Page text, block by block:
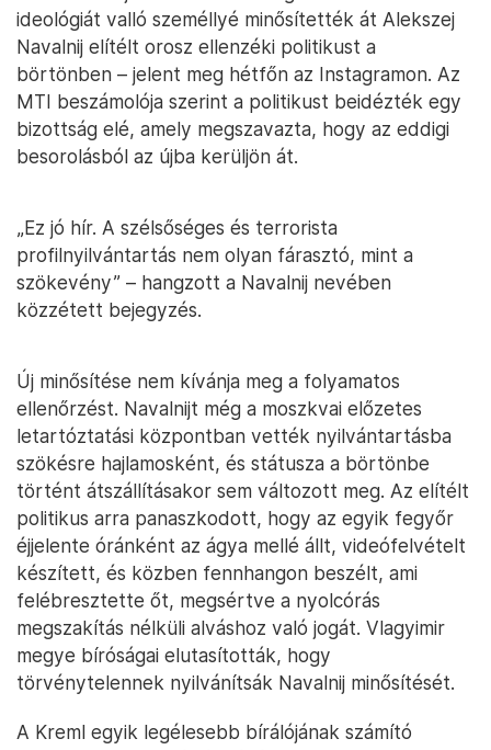
ideológiát valló személlyé minősítették át Alekszej
Navalnij elítélt orosz ellenzéki politikust a
börtönben – jelent meg hétfőn az Instagramon. Az
MTI beszámolója szerint a politikust beidézték egy
bizottság elé, amely megszavazta, hogy az eddigi
besorolásból az újba kerüljön át.
„Ez jó hír. A szélsőséges és terrorista
profilnyilvántartás nem olyan fárasztó, mint a
szökevény” – hangzott a Navalnij nevében
közzétett bejegyzés.
Új minősítése nem kívánja meg a folyamatos
ellenőrzést. Navalnijt még a moszkvai előzetes
letartóztatási központban vették nyilvántartásba
szökésre hajlamosként, és státusza a börtönbe
történt átszállításakor sem változott meg. Az elítélt
politikus arra panaszkodott, hogy az egyik fegyőr
éjjelente óránként az ágya mellé állt, videófelvételt
készített, és közben fennhangon beszélt, ami
felébresztette őt, megsértve a nyolcórás
megszakítás nélküli alváshoz való jogát. Vlagyimir
megye bíróságai elutasították, hogy
törvénytelennek nyilvánítsák Navalnij minősítését.
A Kreml egyik legélesebb bírálójának számító